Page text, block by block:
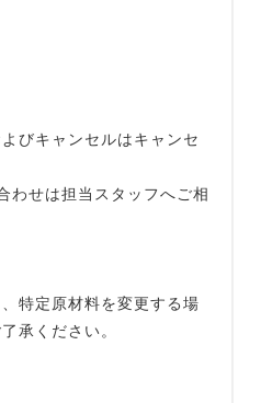
びキャンセルはキャンセ
わせは担当スタッフへご相
特定原材料を変更する場
承ください。